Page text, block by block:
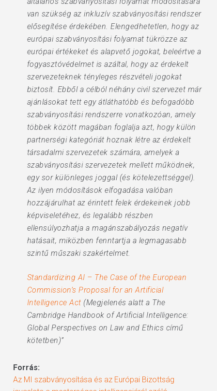
van szükség az inkluzív szabványosítási rendszer
elősegítése érdekében. Elengedhetetlen, hogy az
európai szabványosítási folyamat tükrözze az
európai értékeket és alapvető jogokat, beleértve a
fogyasztóvédelmet is azáltal, hogy az érdekelt
szervezeteknek tényleges részvételi jogokat
biztosít. Ebből a célból néhány civil szervezet már
ajánlásokat tett egy átláthatóbb és befogadóbb
szabványosítási rendszerre vonatkozóan, amely
többek között magában foglalja azt, hogy külön
partnerségi kategóriát hoznak létre az érdekelt
társadalmi szervezetek számára, amelyek a
szabványosítási szervezetek mellett működnek,
egy sor különleges joggal (és kötelezettséggel).
Az ilyen módosítások elfogadása valóban
hozzájárulhat az érintett felek érdekeinek jobb
képviseletéhez, és legalább részben
ellensúlyozhatja a magánszabályozás negatív
hatásait, miközben fenntartja a legmagasabb
szintű műszaki szakértelmet.
Standardizing AI – The Case of the European
Commission’s Proposal for an Artificial
Intelligence Act (Megjelenés alatt a The
Cambridge Handbook of Artificial Intelligence:
Global Perspectives on Law and Ethics című
kötetben)”
Forrás:
Az MI szabványosítása és az Európai Bizottság